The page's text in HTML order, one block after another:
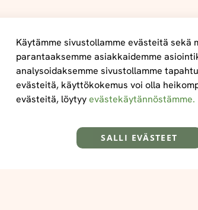
Käytämme sivustollamme evästeitä
parantaaksemme asiakkaidemme
analysoidaksemme sivustollamme
evästeitä, käyttökokemus voi olla
evästeitä, löytyyevästekäytännöstämme.
SALLI EVÄSTEET